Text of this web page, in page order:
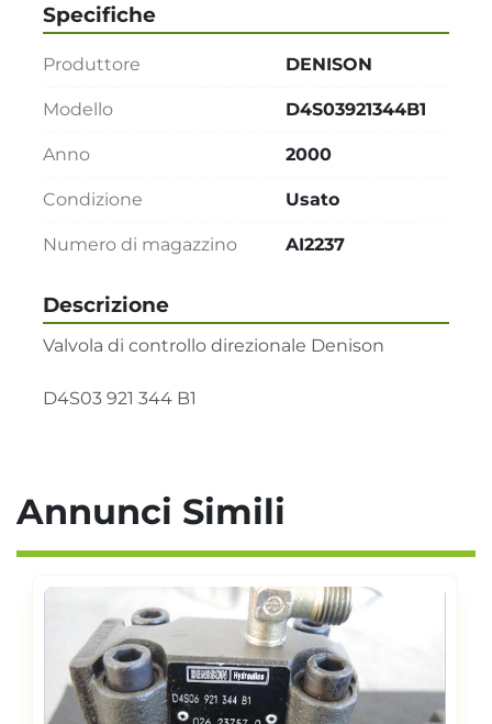
Descrizione
Valvola di controllo direzionale Denison
D4S03 921 344 B1
Specifiche
Produttore DENISON
Modello D4S03921344B1
Anno 2000
Condizione Usato
Numero di magazzino AI2237
Annunci Simili